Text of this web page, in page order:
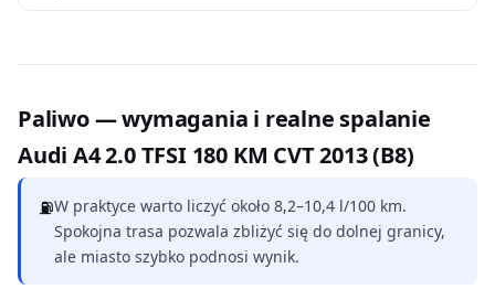
Paliwo — wymagania i realne spalanie
Audi A4 2.0 TFSI 180 KM CVT 2013 (B8)
⛽W praktyce warto liczyć około 8,2–10,4 l/100 km.
Spokojna trasa pozwala zbliżyć się do dolnej granicy,
ale miasto szybko podnosi wynik.